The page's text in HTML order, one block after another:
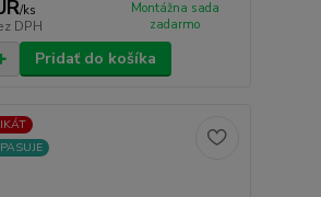
/ks
DPH
Montážna sada
zadarmo
Pridať do košíka